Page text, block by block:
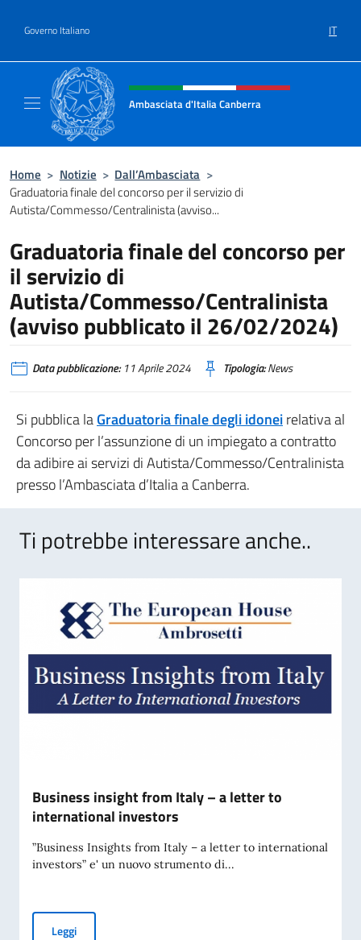
Governo Italiano IT
Intestazione sito, social e menù
Ambasciata d'Italia Canberra
Home > Notizie > Dall’Ambasciata >
Graduatoria finale del concorso per il servizio di
Autista/Commesso/Centralinista (avviso...
Graduatoria finale del concorso per
il servizio di
Autista/Commesso/Centralinista
(avviso pubblicato il 26/02/2024)
Data pubblicazione:11 Aprile 2024 Tipologia:News
Si pubblica laGraduatoria finale degli idoneirelativa al
Concorso per l’assunzione di un impiegato a contratto
da adibire ai servizi di Autista/Commesso/Centralinista
presso l’Ambasciata d’Italia a Canberra.
Ti potrebbe interessare anche..
Business insight from Italy – a letter to
international investors
”Business Insights from Italy – a letter to international
investors” e' un nuovo strumento di...
LeggiBusiness insight from Italy – a letter to international